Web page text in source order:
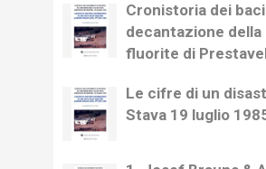
Cronistoria dei
decantazione della
fluorite di
Le cifre di un
Stava 19 luglio